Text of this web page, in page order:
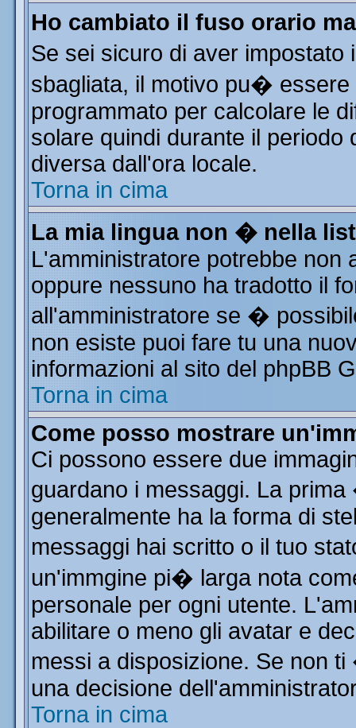
Ho cambiato il fuso orario
Se sei sicuro di aver
sbagliata, il motivo pu�
programmato per calcolare le
solare quindi durante il
diversa dall'ora locale.
Torna in cima
La mia lingua non � nella
L'amministratore potrebbe non
oppure nessuno ha tradotto il
all'amministratore se �
non esiste puoi fare tu una
informazioni al sito del phpBB
Torna in cima
Come posso mostrare
Ci possono essere due
guardano i messaggi. La
generalmente ha la forma di
messaggi hai scritto o il tuo
un'immgine pi� larga nota
personale per ogni utente.
abilitare o meno gli avatar e
messi a disposizione. Se non
una decisione
Torna in cima